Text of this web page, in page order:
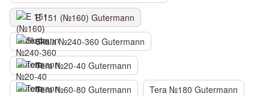
E 151 (№160) Gutermann
Skala №240-360 Gutermann
Tera №20-40 Gutermann
Tera №60-80 Gutermann
Tera №180 Gutermann